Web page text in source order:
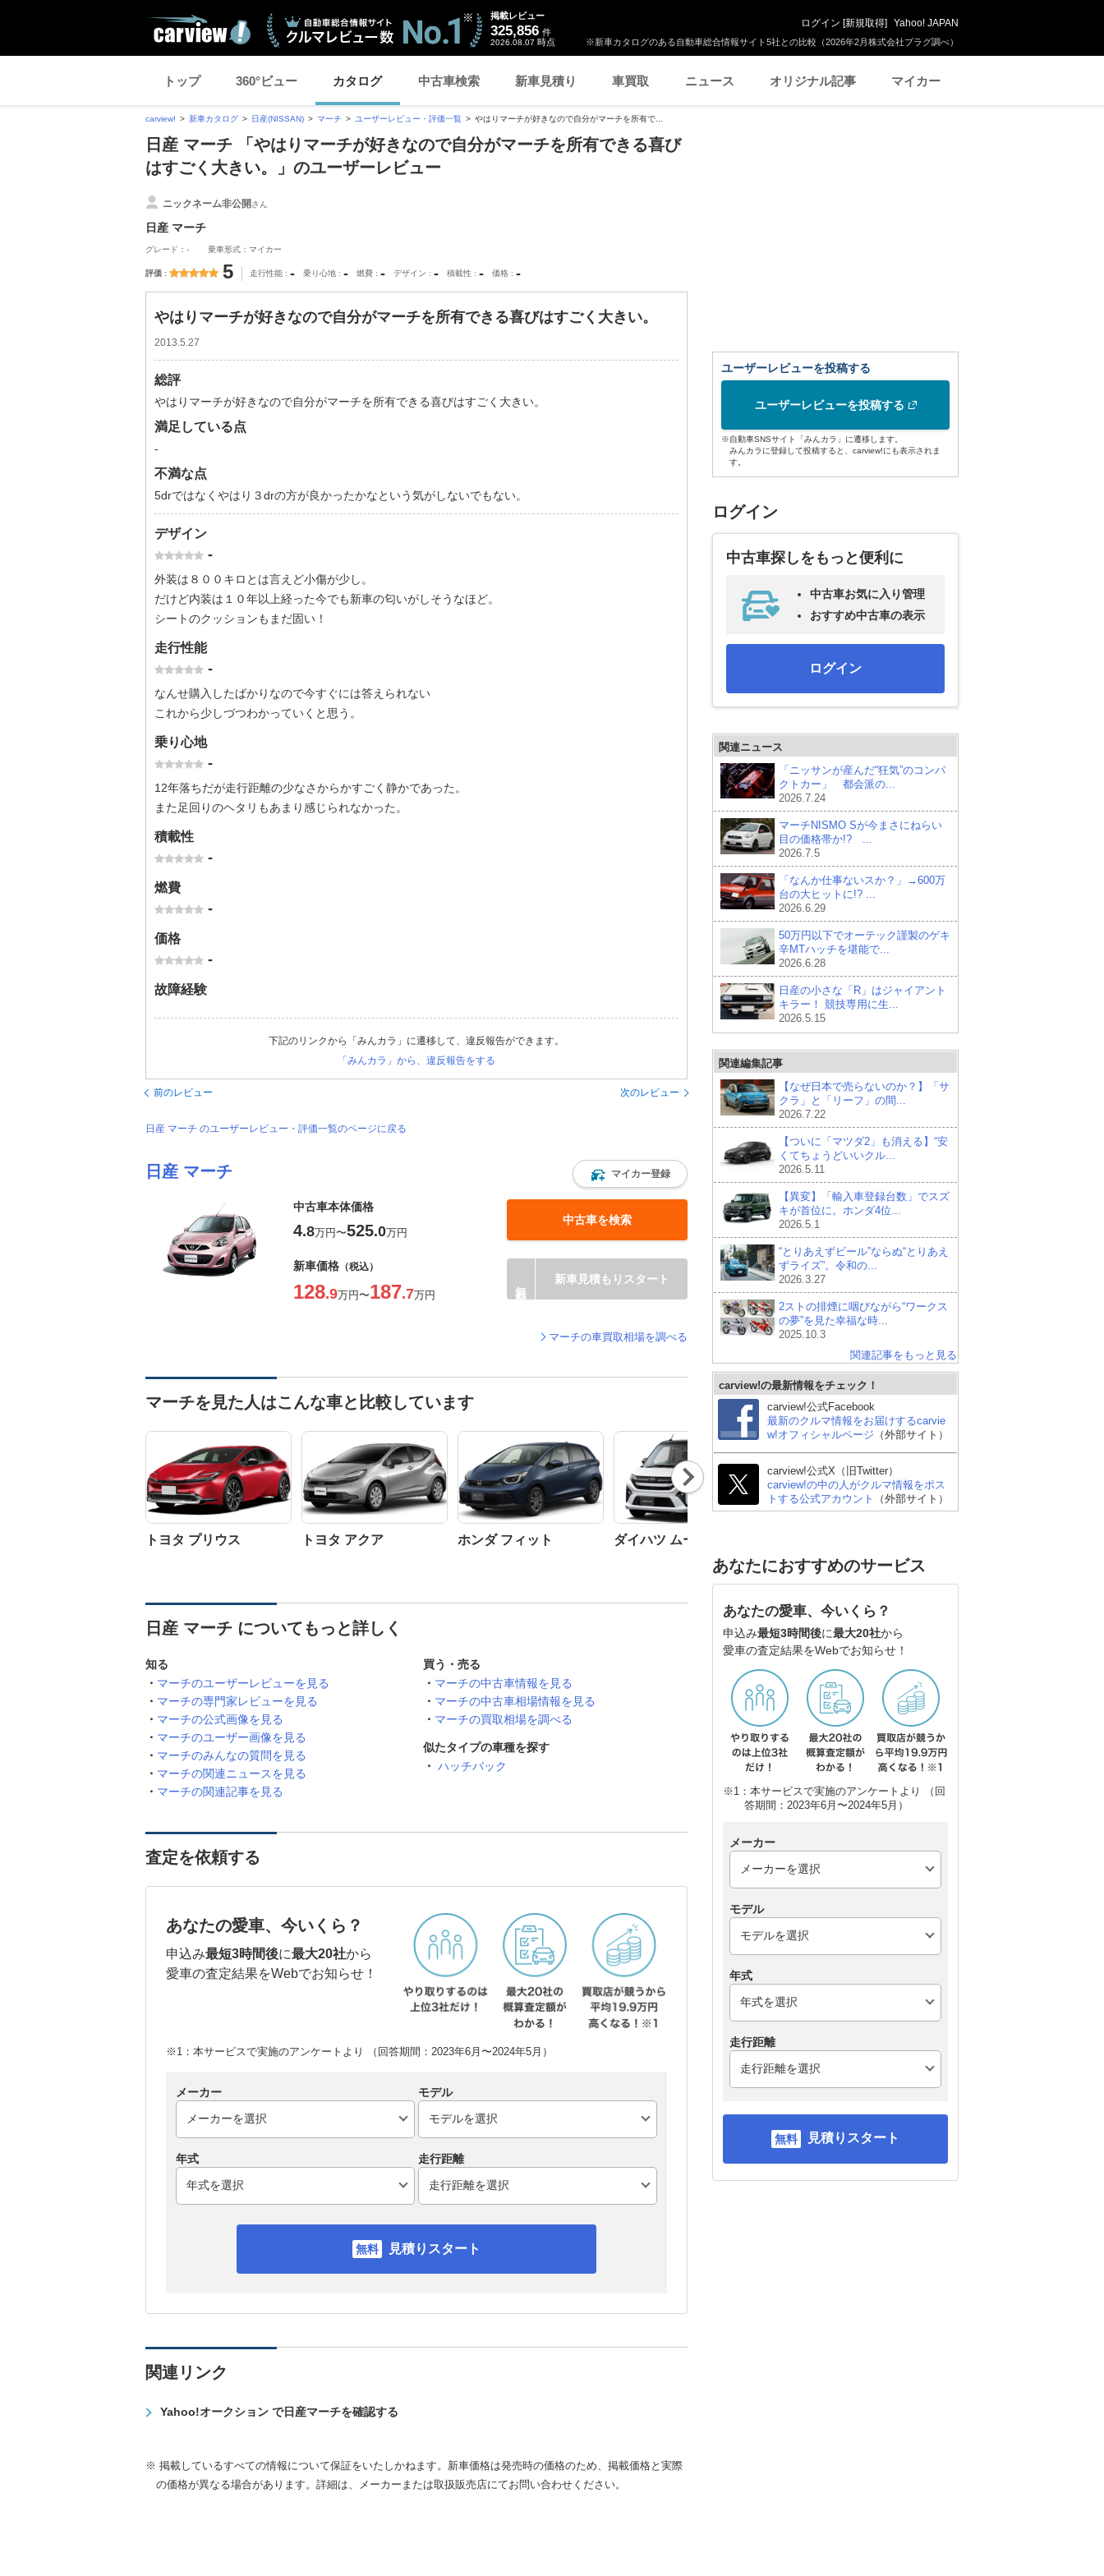
※新車カタログのある自動車総合情報サイト5社との比較（2026年2月株式会社プラグ調べ）
掲載レビュー
325,856 件
2026.08.07 時点
ログイン [新規取得] Yahoo! JAPAN
トップ 360°ビュー カタログ 中古車検索 新車見積り 車買取 ニュース オリジナル記事 マイカー
carview! 新車カタログ 日産(NISSAN) マーチ ユーザーレビュー・評価一覧 やはりマーチが好きなので自分がマーチを所有で...
日産 マーチ 「やはりマーチが好きなので自分がマーチを所有できる喜び
はすごく大きい。」のユーザーレビュー
ニックネーム非公開さん
日産 マーチ
グレード：- 乗車形式：マイカー
評価 5 走行性能 - 乗り心地 - 燃費 - デザイン - 積載性 - 価格 -
やはりマーチが好きなので自分がマーチを所有できる喜びはすごく大きい。
2013.5.27
総評
やはりマーチが好きなので自分がマーチを所有できる喜びはすごく大きい。
満足している点
-
不満な点
5drではなくやはり３drの方が良かったかなという気がしないでもない。
デザイン
-
外装は８００キロとは言えど小傷が少し。
だけど内装は１０年以上経った今でも新車の匂いがしそうなほど。
シートのクッションもまだ固い！
走行性能
-
なんせ購入したばかりなので今すぐには答えられない
これから少しづつわかっていくと思う。
乗り心地
-
12年落ちだが走行距離の少なさからかすごく静かであった。
また足回りのヘタリもあまり感じられなかった。
積載性
-
燃費
-
価格
-
故障経験
下記のリンクから「みんカラ」に遷移して、違反報告ができます。
「みんカラ」から、違反報告をする
前のレビュー 次のレビュー
日産 マーチ のユーザーレビュー・評価一覧のページに戻る
日産 マーチ マイカー登録
中古車本体価格
4.8万円〜525.0万円
中古車を検索
新車価格 （税込）
128.9万円〜187.7万円
新車見積もりスタート
マーチの車買取相場を調べる
マーチを見た人はこんな車と比較しています
トヨタ プリウス トヨタ アクア ホンダ フィット ダイハツ ムーヴ
Nex
t
日産 マーチ についてもっと詳しく
知る
マーチのユーザーレビューを見る
マーチの専門家レビューを見る
マーチの公式画像を見る
マーチのユーザー画像を見る
マーチのみんなの質問を見る
マーチの関連ニュースを見る
マーチの関連記事を見る
買う・売る
マーチの中古車情報を見る
マーチの中古車相場情報を見る
マーチの買取相場を調べる
似たタイプの車種を探す
ハッチバック
査定を依頼する
あなたの愛車、今いくら？
申込み最短3時間後に最大20社から
愛車の査定結果をWebでお知らせ！
※1：本サービスで実施のアンケートより （回答期間：2023年6月〜2024年5月）
メーカー モデル
年式 走行距離
見積りスタート
関連リンク
Yahoo!オークション で日産マーチを確認する
※ 掲載しているすべての情報について保証をいたしかねます。新車価格は発売時の価格のため、掲載価格と実際
の価格が異なる場合があります。詳細は、メーカーまたは取扱販売店にてお問い合わせください。
ユーザーレビューを投稿する
ユーザーレビューを投稿する
※自動車SNSサイト「みんカラ」に遷移します。
みんカラに登録して投稿すると、carview!にも表示されま
す。
ログイン
中古車探しをもっと便利に
中古車お気に入り管理
おすすめ中古車の表示
ログイン
関連ニュース
「ニッサンが産んだ“狂気”のコンパ
クトカー」 都会派の...
2026.7.24
マーチNISMO Sが今まさにねらい
目の価格帯か!? ...
2026.7.5
「なんか仕事ないスか？」→600万
台の大ヒットに!? ...
2026.6.29
50万円以下でオーテック謹製のゲキ
辛MTハッチを堪能で...
2026.6.28
日産の小さな「R」はジャイアント
キラー！ 競技専用に生...
2026.5.15
関連編集記事
【なぜ日本で売らないのか？】「サ
クラ」と「リーフ」の間...
2026.7.22
【ついに「マツダ2」も消える】“安
くてちょうどいいクル...
2026.5.11
【異変】「輸入車登録台数」でスズ
キが首位に。ホンダ4位...
2026.5.1
“とりあえずビール”ならぬ“とりあえ
ずライズ”。令和の...
2026.3.27
2ストの排煙に咽びながら“ワークス
の夢”を見た幸福な時...
2025.10.3
関連記事をもっと見る
carview!の最新情報をチェック！
carview!公式Facebook
最新のクルマ情報をお届けするcarvie
w!オフィシャルページ （外部サイト）
carview!公式X（旧Twitter）
carview!の中の人がクルマ情報をポス
トする公式アカウント
（外部サイト）
あなたにおすすめのサービス
あなたの愛車、今いくら？
申込み最短3時間後に最大20社から
愛車の査定結果をWebでお知らせ！
※1：本サービスで実施のアンケートより （回
答期間：2023年6月〜2024年5月）
メーカー
モデル
年式
走行距離
見積りスタート